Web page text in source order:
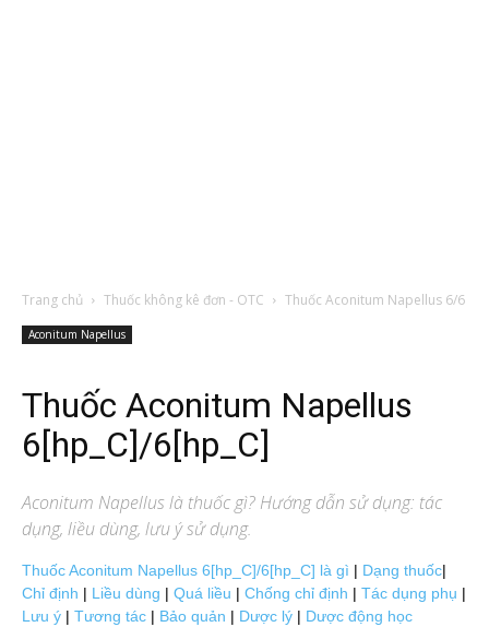
Trang chủ Thuốc không kê đơn - OTC Thuốc Aconitum Napellus 6/6
Aconitum Napellus
Thuốc Aconitum Napellus
6[hp_C]/6[hp_C]
Aconitum Napellus là thuốc gì? Hướng dẫn sử dụng: tác
dụng, liều dùng, lưu ý sử dụng.
Thuốc Aconitum Napellus 6[hp_C]/6[hp_C] là gì | Dạng thuốc|
Chỉ định | Liều dùng | Quá liều | Chống chỉ định | Tác dụng phụ |
Lưu ý | Tương tác | Bảo quản | Dược lý | Dược động học